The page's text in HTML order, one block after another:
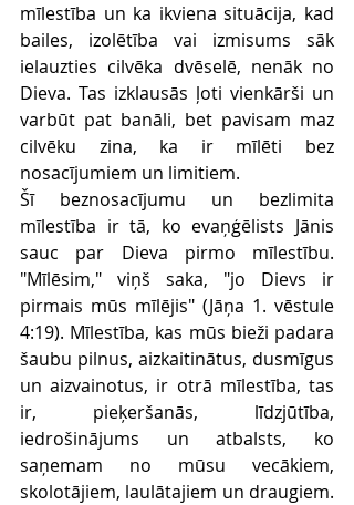
mīlestība un ka ikviena situācija, kad
bailes, izolētība vai izmisums sāk
ielauzties cilvēka dvēselē, nenāk no
Dieva. Tas izklausās ļoti vienkārši un
varbūt pat banāli, bet pavisam maz
cilvēku zina, ka ir mīlēti bez
nosacījumiem un limitiem.
Šī beznosacījumu un bezlimita
mīlestība ir tā, ko evaņģēlists Jānis
sauc par Dieva pirmo mīlestību.
"Mīlēsim," viņš saka, "jo Dievs ir
pirmais mūs mīlējis" (Jāņa 1. vēstule
4:19). Mīlestība, kas mūs bieži padara
šaubu pilnus, aizkaitinātus, dusmīgus
un aizvainotus, ir otrā mīlestība, tas
ir, pieķeršanās, līdzjūtība,
iedrošinājums un atbalsts, ko
saņemam no mūsu vecākiem,
skolotājiem, laulātajiem un draugiem.